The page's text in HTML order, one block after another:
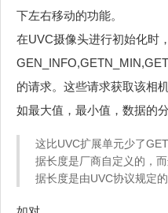
下左右移动的功能。
在UVC摄像头进行初始化时
的请求。这些请求获取该相
如最大值，最小值，数据的
这比UVC扩展单元少了
据长度是厂商自定义的，
据长度是由UVC协议规定